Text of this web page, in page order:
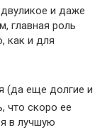
и даже
главная роль
как и для
(да еще долгие и
что скоро ее
в лучшую